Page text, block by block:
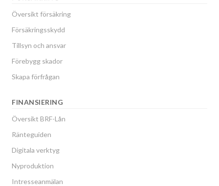
Översikt försäkring
Försäkringsskydd
Tillsyn och ansvar
Förebygg skador
Skapa förfrågan
FINANSIERING
Översikt BRF-Lån
Ränteguiden
Digitala verktyg
Nyproduktion
Intresseanmälan